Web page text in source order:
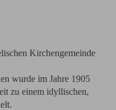
Kirchengemeinde
wurde im Jahre 1905
zu einem idyllischen,